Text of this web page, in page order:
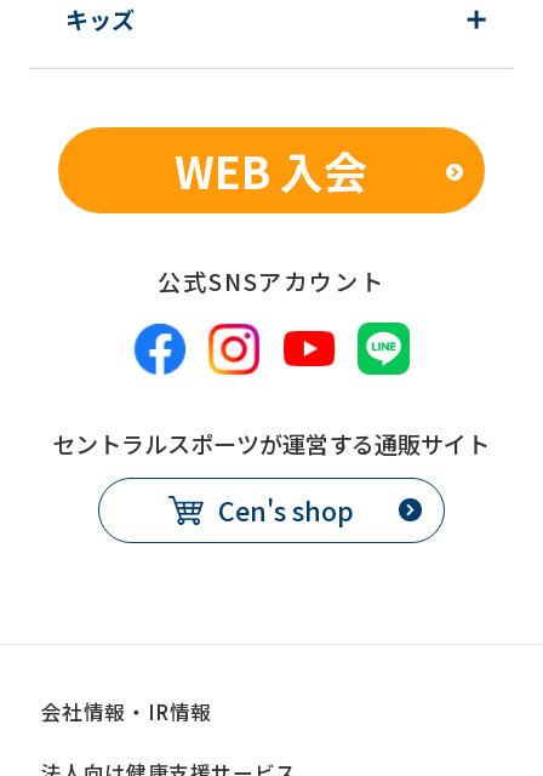
キッズ
WEB 入会
公式SNSアカウント
セントラルスポーツが運営する通販サイト
Cen's shop
会社情報・IR情報